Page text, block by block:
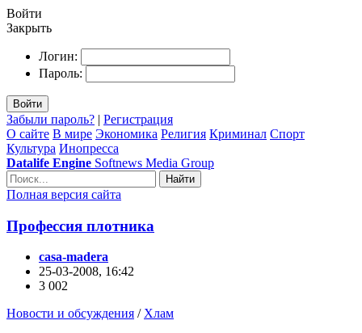
Войти
Закрыть
Логин:
Пароль:
Войти
Забыли пароль? | Регистрация
О сайте В мире Экономика Религия Криминал Спорт
Культура Инопресса
Datalife Engine Softnews Media Group
Найти
Полная версия сайта
Профессия плотника
casa-madera
25-03-2008, 16:42
3 002
Новости и обсуждения /Хлам